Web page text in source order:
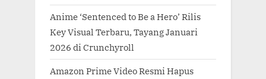
Anime ‘Sentenced to Be a Hero’ Rilis
Key Visual Terbaru, Tayang Januari
2026 di Crunchyroll
Amazon Prime Video Resmi Hapus